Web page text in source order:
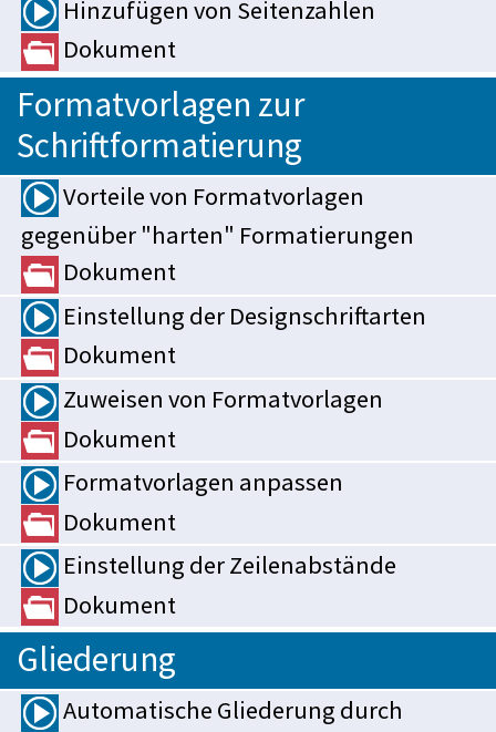
Hinzufügen von Seitenzahlen
Dokument
Formatvorlagen zur
Schriftformatierung
Vorteile von Formatvorlagen
gegenüber "harten" Formatierungen
Dokument
Einstellung der Designschriftarten
Dokument
Zuweisen von Formatvorlagen
Dokument
Formatvorlagen anpassen
Dokument
Einstellung der Zeilenabstände
Dokument
Gliederung
Automatische Gliederung durch